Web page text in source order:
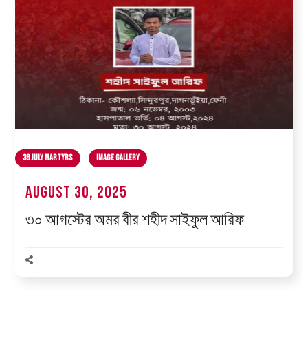
36 July Martyrs Image Gallery
August 30, 2025
৩০ আগস্টের অমর বীর শহীদ সাইফুল আরিফ